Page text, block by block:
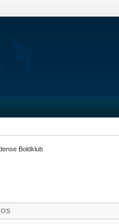
Boldklub